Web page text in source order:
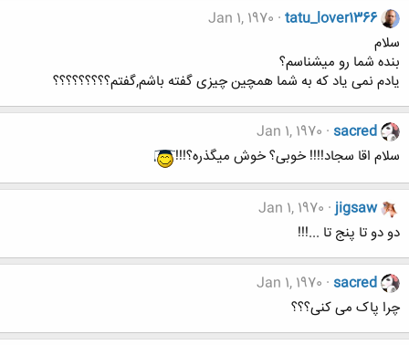
tatu_lover1366
Jan 1, 1970
سلام
بنده شما رو میشناسم؟
یادم نمی یاد که به شما همچین چیزی گفته باشم,گفتم؟؟؟؟؟؟؟؟؟
sacred
Jan 1, 1970
سلام اقا سجاد!!!! خوبی؟ خوش میگذره؟!!!
jigsaw
Jan 1, 1970
دو دو تا پنج تا ...!!!
sacred
Jan 1, 1970
چرا پاک می کنی؟؟؟